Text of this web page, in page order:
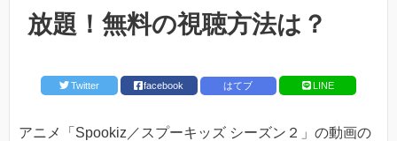
放題！無料の視聴方法は？
Twitter facebook はてブ LINE
アニメ「Spookiz／スプーキッズ シーズン２」の動画の